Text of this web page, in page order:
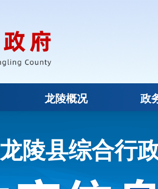
龙陵概况 政
龙陵县综合行